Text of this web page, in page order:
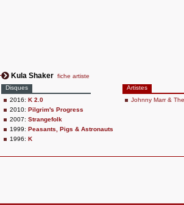
Kula Shaker fiche artiste
Disques
2016: K 2.0
2010: Pilgrim's Progress
2007: Strangefolk
1999: Peasants, Pigs & Astronauts
1996: K
Artistes
Johnny Marr &